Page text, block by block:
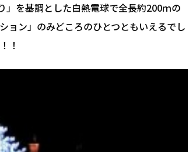
」を基調とした白熱電球で全長約200ｍの
ョン」のみどころのひとつともいえるでし
！